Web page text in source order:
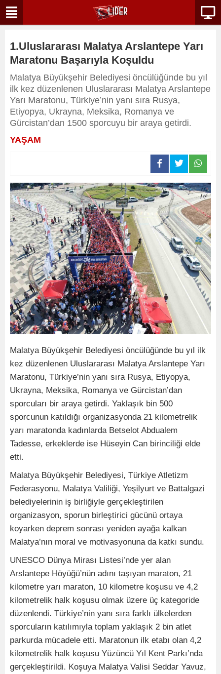
1.Uluslararası Malatya Arslantepe Yarı
Maratonu Başarıyla Koşuldu
Malatya Büyükşehir Belediyesi öncülüğünde bu yıl
ilk kez düzenlenen Uluslararası Malatya Arslantepe
Yarı Maratonu, Türkiye’nin yanı sıra Rusya,
Etiyopya, Ukrayna, Meksika, Romanya ve
Gürcistan’dan 1500 sporcuyu bir araya getirdi.
YAŞAM
Malatya Büyükşehir Belediyesi öncülüğünde bu yıl ilk
kez düzenlenen Uluslararası Malatya Arslantepe Yarı
Maratonu, Türkiye’nin yanı sıra Rusya, Etiyopya,
Ukrayna, Meksika, Romanya ve Gürcistan’dan
sporcuları bir araya getirdi. Yaklaşık bin 500
sporcunun katıldığı organizasyonda 21 kilometrelik
yarı maratonda kadınlarda Betselot Abdualem
Tadesse, erkeklerde ise Hüseyin Can birinciliği elde
etti.
Malatya Büyükşehir Belediyesi, Türkiye Atletizm
Federasyonu, Malatya Valiliği, Yeşilyurt ve Battalgazi
belediyelerinin iş birliğiyle gerçekleştirilen
organizasyon, sporun birleştirici gücünü ortaya
koyarken deprem sonrası yeniden ayağa kalkan
Malatya’nın moral ve motivasyonuna da katkı sundu.
UNESCO Dünya Mirası Listesi’nde yer alan
Arslantepe Höyüğü’nün adını taşıyan maraton, 21
kilometre yarı maraton, 10 kilometre koşusu ve 4,2
kilometrelik halk koşusu olmak üzere üç kategoride
düzenlendi. Türkiye’nin yanı sıra farklı ülkelerden
sporcuların katılımıyla toplam yaklaşık 2 bin atlet
parkurda mücadele etti. Maratonun ilk etabı olan 4,2
kilometrelik halk koşusu Yüzüncü Yıl Kent Parkı’nda
gerçekleştirildi. Koşuya Malatya Valisi Seddar Yavuz,